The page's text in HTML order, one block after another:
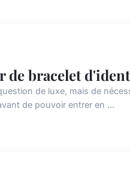
bracelet
de luxe, mais de
de pouvoir entrer en ...